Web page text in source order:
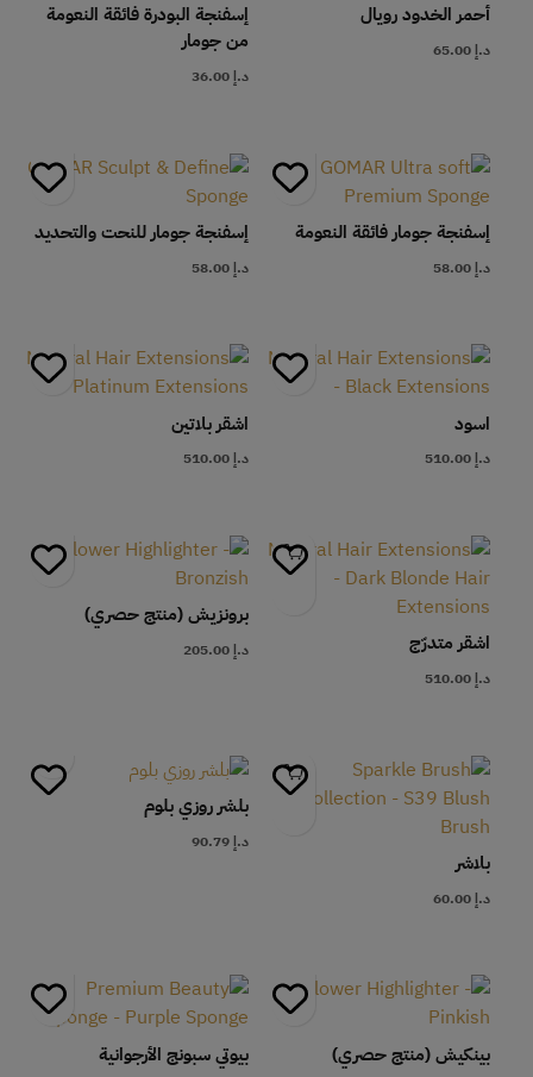
أحمر الخدود رويال
د.إ65.00
إسفنجة البودرة فائقة النعومة
من جومار
د.إ36.00
إسفنجة جومار فائقة النعومة
د.إ58.00
إسفنجة جومار للنحت والتحديد
د.إ58.00
اسود
د.إ510.00
اشقر بلاتين
د.إ510.00
اشقر متدرّج
د.إ510.00
برونزيش (منتج حصري)
د.إ205.00
بلاشر
د.إ60.00
بلشر روزي بلوم
د.إ90.79
بينكيش (منتج حصري) بيوتي سبونج الأرجوانية